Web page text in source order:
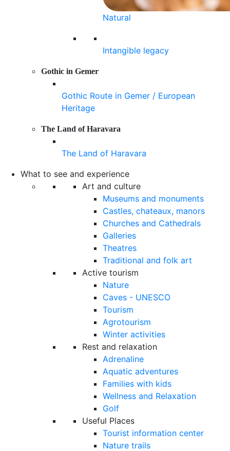
Natural
Intangible legacy
Gothic in Gemer
Gothic Route in Gemer / European
Heritage
The Land of Haravara
The Land of Haravara
What to see and experience
Art and culture
Museums and monuments
Castles, chateaux, manors
Churches and Cathedrals
Galleries
Theatres
Traditional and folk art
Active tourism
Nature
Caves - UNESCO
Tourism
Agrotourism
Winter activities
Rest and relaxation
Adrenaline
Aquatic adventures
Families with kids
Wellness and Relaxation
Golf
Useful Places
Tourist information center
Nature trails